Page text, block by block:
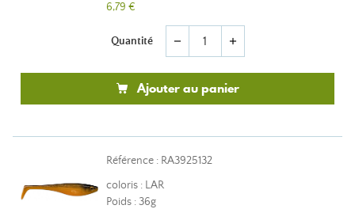
6,79 €
Quantité remove add
Ajouter au panier
Référence : RA3925132
coloris : LAR
Poids : 36g